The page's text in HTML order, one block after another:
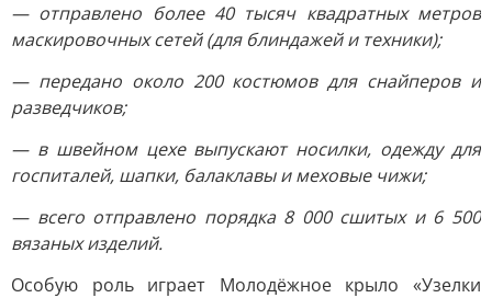
— отправлено более 40 тысяч квадратных метров
маскировочных сетей (для блиндажей и техники);
— передано около 200 костюмов для снайперов и
разведчиков;
— в швейном цехе выпускают носилки, одежду для
госпиталей, шапки, балаклавы и меховые чижи;
— всего отправлено порядка 8 000 сшитых и 6 500
вязаных изделий.
Особую роль играет Молодёжное крыло «Узелки